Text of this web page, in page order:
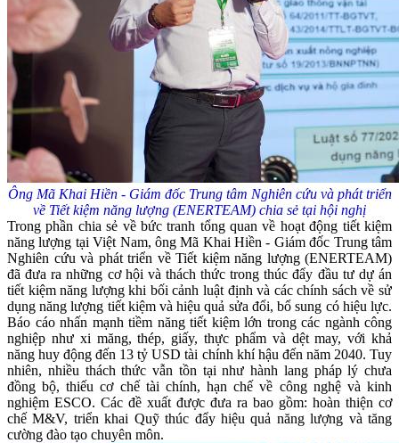
Ông Mã Khai Hiền - Giám đốc Trung tâm Nghiên cứu và phát triển
về Tiết kiệm năng lượng (ENERTEAM) chia sẻ tại hội nghị
Trong phần chia sẻ về bức tranh tổng quan về hoạt động tiết kiệm
năng lượng tại Việt Nam, ông Mã Khai Hiền - Giám đốc Trung tâm
Nghiên cứu và phát triển về Tiết kiệm năng lượng (ENERTEAM)
đã đưa ra những cơ hội và thách thức trong thúc đẩy đầu tư dự án
tiết kiệm năng lượng khi bối cảnh luật định và các chính sách về sử
dụng năng lượng tiết kiệm và hiệu quả sửa đổi, bổ sung có hiệu lực.
Báo cáo nhấn mạnh tiềm năng tiết kiệm lớn trong các ngành công
nghiệp như xi măng, thép, giấy, thực phẩm và dệt may, với khả
năng huy động đến 13 tỷ USD tài chính khí hậu đến năm 2040. Tuy
nhiên, nhiều thách thức vẫn tồn tại như hành lang pháp lý chưa
đồng bộ, thiếu cơ chế tài chính, hạn chế về công nghệ và kinh
nghiệm ESCO. Các đề xuất được đưa ra bao gồm: hoàn thiện cơ
chế M&V, triển khai Quỹ thúc đẩy hiệu quả năng lượng và tăng
cường đào tạo chuyên môn.